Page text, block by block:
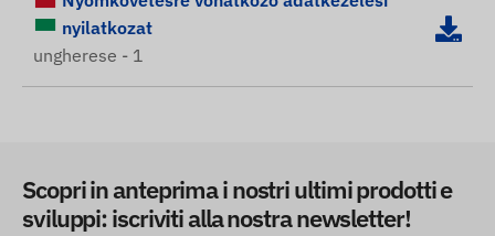
nyilatkozat
ungherese - 1
Scopri in anteprima i nostri ultimi prodotti e
sviluppi: iscriviti alla nostra newsletter!